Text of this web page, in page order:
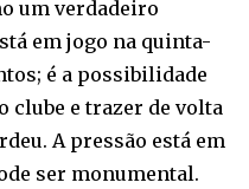
um verdadeiro
em jogo na quinta-
é a possibilidade
clube e trazer de volta
A pressão está em
ser monumental.